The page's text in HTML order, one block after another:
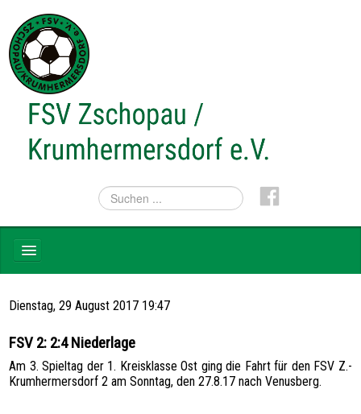
VEREIN
SPONSOREN
Dienstag, 29 August 2017 19:47
FSV 2: 2:4 Niederlage
Am 3. Spieltag der 1. Kreisklasse Ost ging die Fahrt für den FSV Z.-
Krumhermersdorf 2 am Sonntag, den 27.8.17 nach Venusberg.